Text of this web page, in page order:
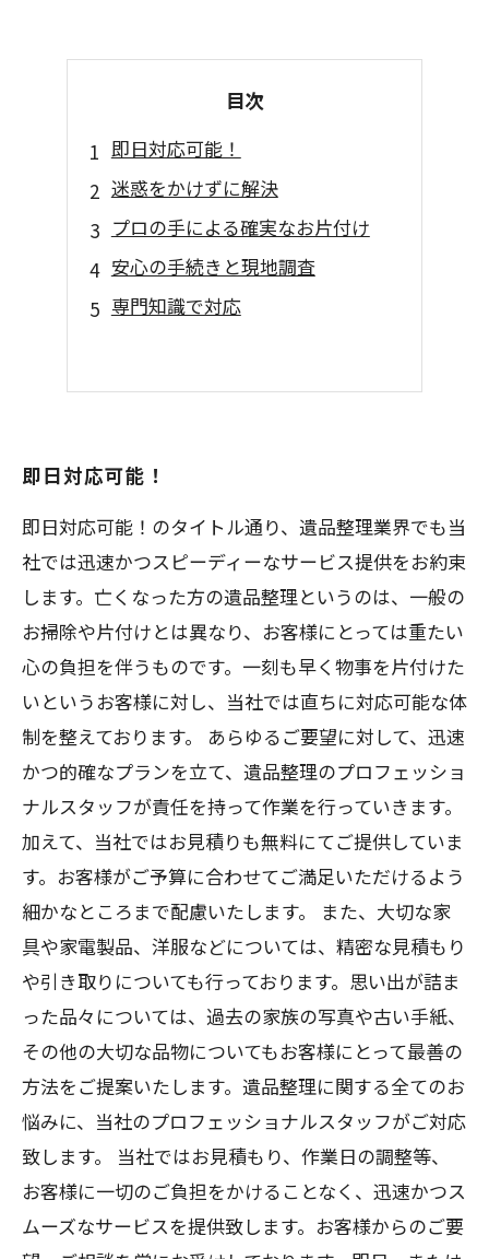
目次
即日対応可能！
迷惑をかけずに解決
プロの手による確実なお片付け
安心の手続きと現地調査
専門知識で対応
即日対応可能！
即日対応可能！のタイトル通り、遺品整理業界でも当
社では迅速かつスピーディーなサービス提供をお約束
します。亡くなった方の遺品整理というのは、一般の
お掃除や片付けとは異なり、お客様にとっては重たい
心の負担を伴うものです。一刻も早く物事を片付けた
いというお客様に対し、当社では直ちに対応可能な体
制を整えております。 あらゆるご要望に対して、迅速
かつ的確なプランを立て、遺品整理のプロフェッショ
ナルスタッフが責任を持って作業を行っていきます。
加えて、当社ではお見積りも無料にてご提供していま
す。お客様がご予算に合わせてご満足いただけるよう
細かなところまで配慮いたします。 また、大切な家
具や家電製品、洋服などについては、精密な見積もり
や引き取りについても行っております。思い出が詰ま
った品々については、過去の家族の写真や古い手紙、
その他の大切な品物についてもお客様にとって最善の
方法をご提案いたします。遺品整理に関する全てのお
悩みに、当社のプロフェッショナルスタッフがご対応
致します。 当社ではお見積もり、作業日の調整等、
お客様に一切のご負担をかけることなく、迅速かつス
ムーズなサービスを提供致します。お客様からのご要